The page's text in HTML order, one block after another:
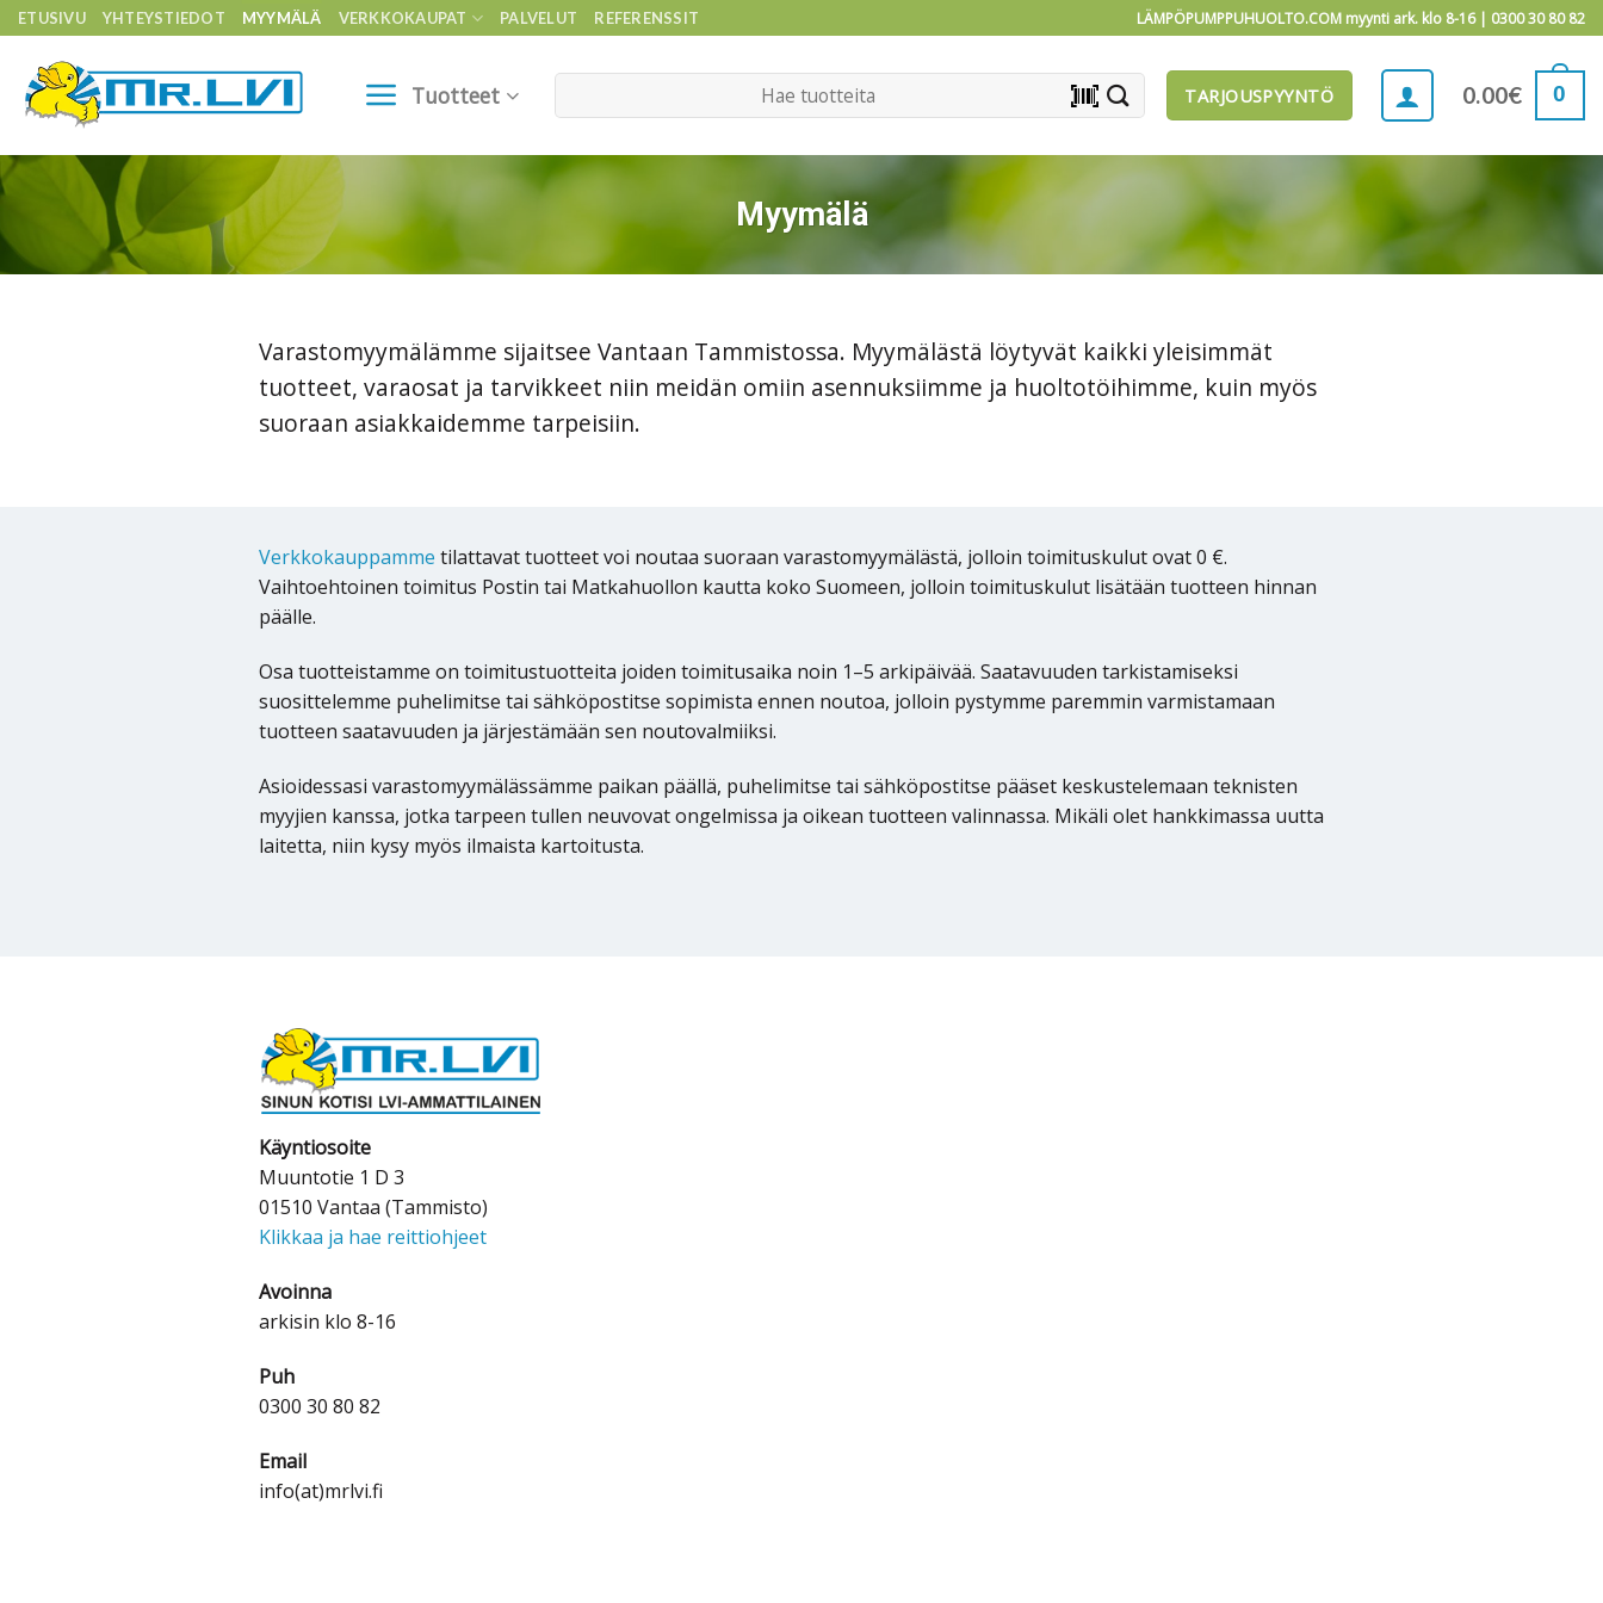
Skip
to
content
ETUSIVU YHTEYSTIEDOT MYYMÄLÄ VERKKOKAUPAT PALVELUT REFERENSSIT LÄMPÖPUMPPUHUOLTO.COM myynti ark. klo 8-16 | 0300 30 80 82
Tuotteet barcode_scanner TARJOUSPYYNTÖ 0.00€ 0
Myymälä
Varastomyymälämme sijaitsee Vantaan Tammistossa. Myymälästä löytyvät kaikki yleisimmät
tuotteet, varaosat ja tarvikkeet niin meidän omiin asennuksiimme ja huoltotöihimme, kuin myös
suoraan asiakkaidemme tarpeisiin.
Verkkokauppamme tilattavat tuotteet voi noutaa suoraan varastomyymälästä, jolloin toimituskulut ovat 0 €.
Vaihtoehtoinen toimitus Postin tai Matkahuollon kautta koko Suomeen, jolloin toimituskulut lisätään tuotteen hinnan
päälle.
Osa tuotteistamme on toimitustuotteita joiden toimitusaika noin 1–5 arkipäivää. Saatavuuden tarkistamiseksi
suosittelemme puhelimitse tai sähköpostitse sopimista ennen noutoa, jolloin pystymme paremmin varmistamaan
tuotteen saatavuuden ja järjestämään sen noutovalmiiksi.
Asioidessasi varastomyymälässämme paikan päällä, puhelimitse tai sähköpostitse pääset keskustelemaan teknisten
myyjien kanssa, jotka tarpeen tullen neuvovat ongelmissa ja oikean tuotteen valinnassa. Mikäli olet hankkimassa uutta
laitetta, niin kysy myös ilmaista kartoitusta.
Käyntiosoite
Muuntotie 1 D 3
01510 Vantaa (Tammisto)
Klikkaa ja hae reittiohjeet
Avoinna
arkisin klo 8-16
Puh
0300 30 80 82
Email
info(at)mrlvi.fi